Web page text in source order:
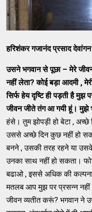
हरिशंकर गजानंद प्रसाद देवांगन
उसने भगवान से पूछा – मेरे
नहीं लेता? कोई बड़ा आदमी ,
सिर्फ हेय दृष्टि ही पड़ती है मुझ
जीवन जीते तंग आ गयी हूं। मुझे
हंसे। तुम झोपड़ी हो बेटा , अच्छे
उससे अच्छे दिन कुछ नहीं हो
बनने , उसकी तरह रहने या
उनका साथ नहीं हो सकता।
बढाओ , इससे अधिक की
मतलब आप मुझ पर प्रसन्न नहीं
जीवन व्यतीत करूं? भगवान ने